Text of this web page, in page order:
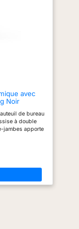
ou du
CONSTRUCTION
ET LOURDE POUR
vous soulager
la fatigue
maximal
les jambes et
complètement
stress. Le coussin
large et épais est
de haute qualité
un bon soutien et
effondrer. Avec sa
jusqu'à 350
Tissu polaire anti-
avec
Noir
de bureau
à double
jambes apporte
corps pour
en hauteur,
système
basculer le
est fabriqué en
ferme, facile à